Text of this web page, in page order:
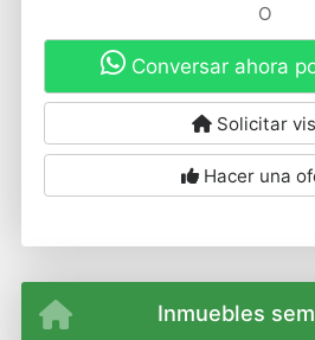
O
Conversar ahora
Solicitar
Hacer una
Inmuebles